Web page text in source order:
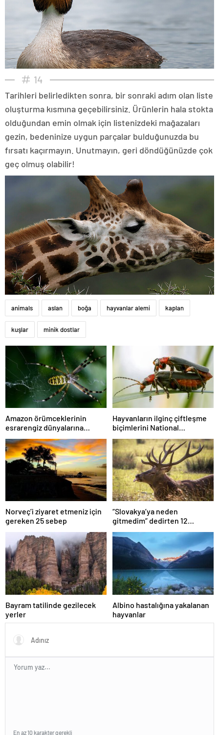
14
Tarihleri belirledikten sonra, bir sonraki adım olan liste
oluşturma kısmına geçebilirsiniz. Ürünlerin hala stokta
olduğundan emin olmak için listenizdeki mağazaları
gezin, bedeninize uygun parçalar bulduğunuzda bu
fırsatı kaçırmayın. Unutmayın, geri döndüğünüzde çok
geç olmuş olabilir!
animals aslan boğa hayvanlar alemi kaplan
kuşlar minik dostlar
Amazon örümceklerinin
esrarengiz dünyalarına
gitmeye hazır olun.
Hayvanların ilginç çiftleşme
biçimlerini National
Geographic görüntüledi.
Norveç’i ziyaret etmeniz için
gereken 25 sebep
“Slovakya’ya neden
gitmedim” dedirten 12
fotoğraf
Bayram tatilinde gezilecek
yerler
Albino hastalığına yakalanan
hayvanlar
En az 10 karakter gerekli